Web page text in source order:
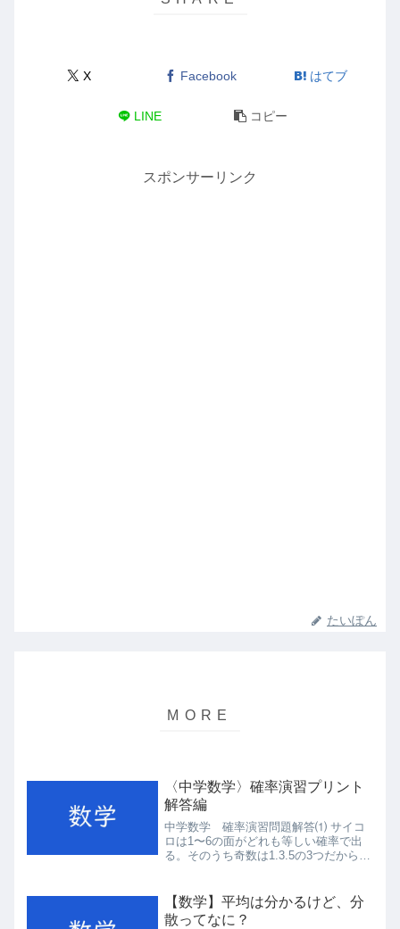
X Facebook はてブ
LINE コピー
スポンサーリンク
たいぽん
〈中学数学〉確率演習プリント
解答編
中学数学 確率演習問題解答⑴ サイコ
ロは1〜6の面がどれも等しい確率で出
る。そのうち奇数は1.3.5の3つだから
のうち、和が8以上になるものは、考え
方①(サイ...
【数学】平均は分かるけど、分
散ってなに？